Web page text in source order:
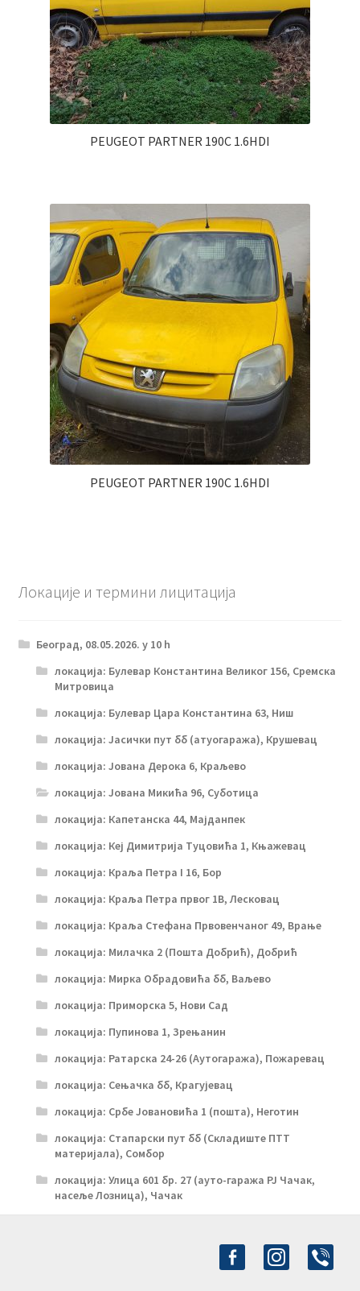
PEUGEOT PARTNER 190C 1.6HDI
PEUGEOT PARTNER 190C 1.6HDI
Локације и термини лицитација
Београд, 08.05.2026. у 10 h
локација: Булевар Константина Великог 156, Сремска
Митровица
локација: Булевар Цара Константина 63, Ниш
локација: Јасички пут бб (атуогаража), Крушевац
локација: Јована Дерока 6, Краљево
локација: Јована Микића 96, Суботица
локација: Капетанска 44, Мајданпек
локација: Кеј Димитрија Туцовића 1, Књажевац
локација: Краља Петра I 16, Бор
локација: Краља Петра првог 1В, Лесковац
локација: Краља Стефана Првовенчаног 49, Врање
локација: Милачка 2 (Пошта Добрић), Добрић
локација: Мирка Обрадовића бб, Ваљево
локација: Приморска 5, Нови Сад
локација: Пупинова 1, Зрењанин
локација: Ратарска 24-26 (Аутогаража), Пожаревац
локација: Сењачка бб, Крагујевац
локација: Србе Јовановића 1 (пошта), Неготин
локација: Стапарски пут бб (Складиште ПТТ
материјала), Сомбор
локација: Улица 601 бр. 27 (ауто-гаража РЈ Чачак,
насеље Лозница), Чачак
facebook-
alt
instagramviber